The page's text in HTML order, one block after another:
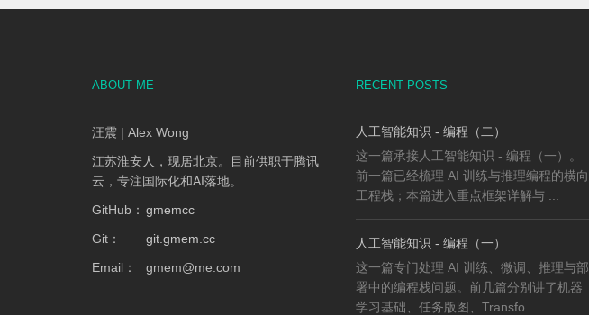
ABOUT ME
汪震 | Alex Wong
江苏淮安人，现居北京。目前供职于腾讯
云，专注国际化和AI落地。
GitHub： gmemcc
Git：
git.gmem.cc
Email：
gmem@me.com
RECENT POSTS
人工智能知识 - 编程（二）
这一篇承接人工智能知识 - 编程（一）。
前一篇已经梳理 AI 训练与推理编程的横向
工程栈；本篇进入重点框架详解与 ...
人工智能知识 - 编程（一）
这一篇专门处理 AI 训练、微调、推理与部
署中的编程栈问题。前几篇分别讲了机器
学习基础、任务版图、Transfo ...